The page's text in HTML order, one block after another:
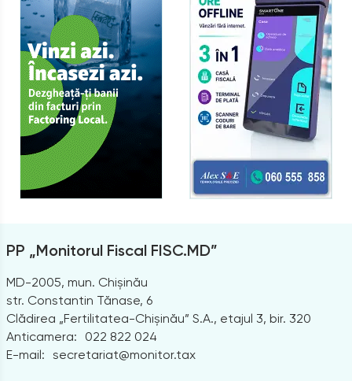
PP „Monitorul Fiscal FISC.MD”
MD-2005, mun. Chișinău
str. Constantin Tănase, 6
Clădirea „Fertilitatea-Chișinău” S.A., etajul 3, bir. 320
Anticamera:
022 822 024
E-mail: secretariat@monitor.tax